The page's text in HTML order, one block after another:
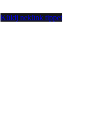
Küldj nekünk tippet